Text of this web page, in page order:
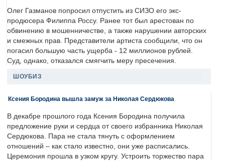
Олег Газманов попросил отпустить из СИЗО его экс-
продюсера Филиппа Россу. Ранее тот был арестован по
обвинению в мошенничестве, а также нарушении авторских
и смежных прав. Представители артиста сообщили, что он
погасил большую часть ущерба - 12 миллионов рублей.
Суд, однако, отказался смягчить меру пресечения.
ШОУБИЗ
Ксения Бородина вышла замуж за Николая Сердюкова
В декабре прошлого года Ксения Бородина получила
предложение руки и сердца от своего избранника Николая
Сердюкова. Пара не стала тянуть с оформлением
отношений – как стало известно, они уже расписались.
Церемония прошла в узком кругу. Устроить торжество пара